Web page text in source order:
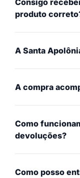
produto
A Santa
A compra
Como
devoluções?
Como posso